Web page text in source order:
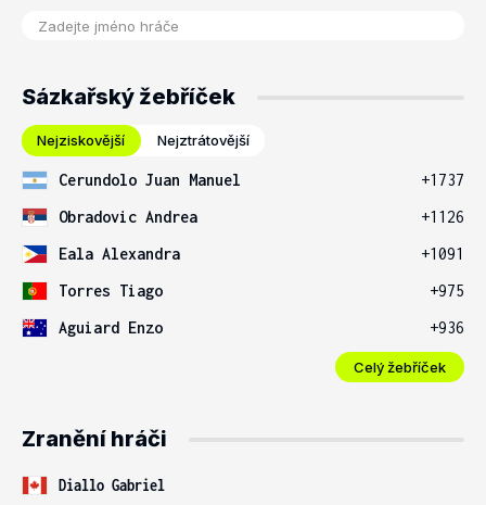
Sázkařský žebříček
Nejziskovější Nejztrátovější
Cerundolo Juan Manuel
+1737
Obradovic Andrea
+1126
Eala Alexandra
+1091
Torres Tiago
+975
Aguiard Enzo
+936
Celý žebříček
Zranění hráči
Diallo Gabriel